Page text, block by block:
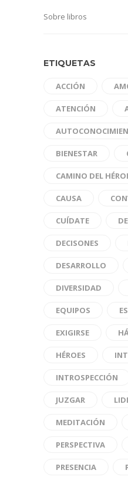
Sobre libros
ETIQUETAS
ACCIÓN
ATENCIÓN
BIENESTAR
CAMINO DEL
CAUSA
CUÍDATE
DECISONES
DESARROLLO
DIVERSIDAD
EQUIPOS
EXIGIRSE
HÉROES
INTROSPECCIÓN
JUZGAR
MEDITACIÓN
PERSPECTIVA
PRESENCIA